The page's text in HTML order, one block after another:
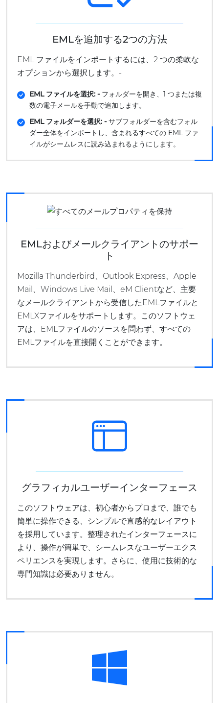
EMLを追加する2つの方法
EML ファイルをインポートするには、2 つの柔軟な
オプションから選択します。-
EML ファイルを選択: - フォルダーを開き、1 つまたは複
数の電子メールを手動で追加します。
EML フォルダーを選択: -サブフォルダーを含むフォル
ダー全体をインポートし、含まれるすべての EML ファ
イルがシームレスに読み込まれるようにします。
EMLおよびメールクライアントのサポー
ト
Mozilla Thunderbird、Outlook Express、Apple
Mail、Windows Live Mail、eM Clientなど、主要
なメールクライアントから受信したEMLファイルと
EMLXファイルをサポートします。このソフトウェ
アは、EMLファイルのソースを問わず、すべての
EMLファイルを直接開くことができます。
グラフィカルユーザーインターフェース
このソフトウェアは、初心者からプロまで、誰でも
簡単に操作できる、シンプルで直感的なレイアウト
を採用しています。整理されたインターフェースに
より、操作が簡単で、シームレスなユーザーエクス
ペリエンスを実現します。さらに、使用に技術的な
専門知識は必要ありません。